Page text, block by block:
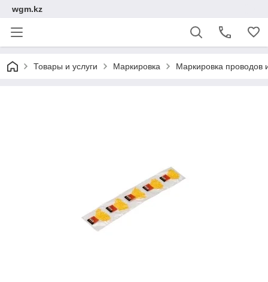
wgm.kz
Товары и услуги Маркировка Маркировка проводов